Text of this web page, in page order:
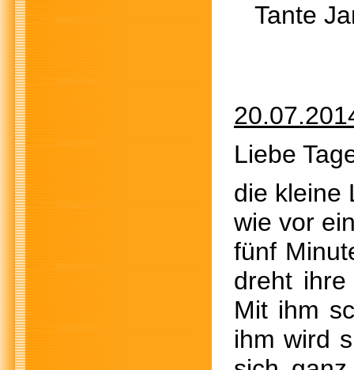
Tante
Liebe
die kleine
wie vor
fünf
dreht
Mit ihm
ihm wird